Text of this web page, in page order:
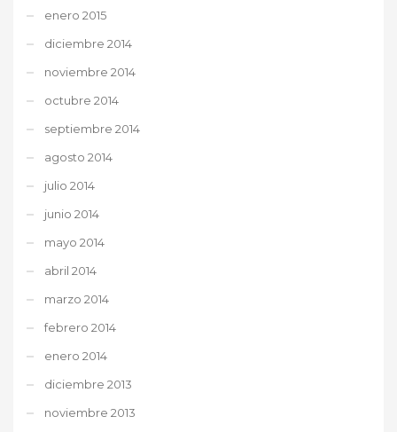
enero 2015
diciembre 2014
noviembre 2014
octubre 2014
septiembre 2014
agosto 2014
julio 2014
junio 2014
mayo 2014
abril 2014
marzo 2014
febrero 2014
enero 2014
diciembre 2013
noviembre 2013